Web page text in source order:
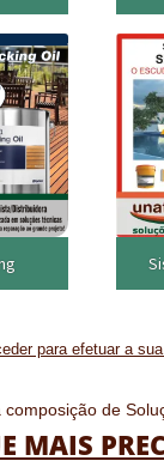
para efetuar a
composição de
MAIS